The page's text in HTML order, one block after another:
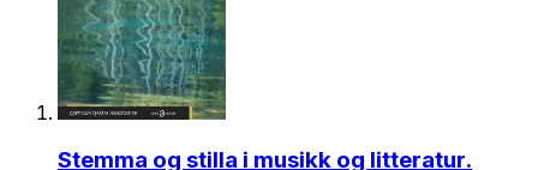
Stemma og stilla i musikk og litteratur.